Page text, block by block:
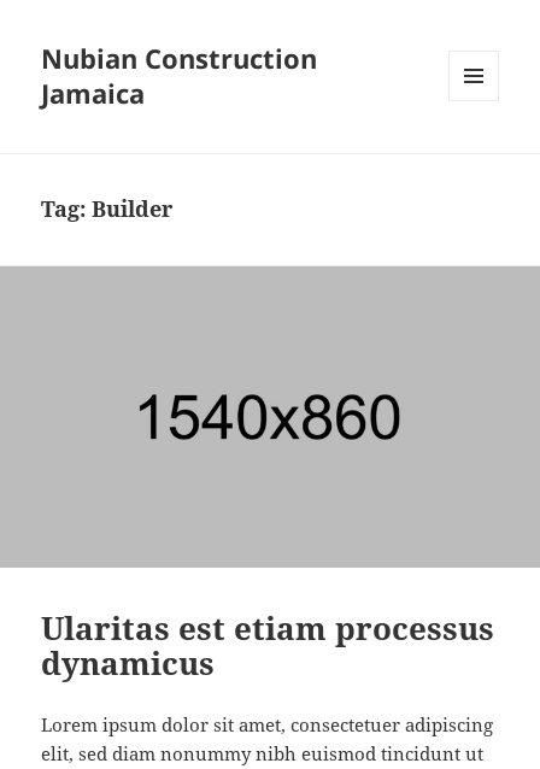
Nubian Construction
Jamaica
Tag:Builder
Ularitas est etiam processus
dynamicus
Lorem ipsum dolor sit amet, consectetuer adipiscing
elit, sed diam nonummy nibh euismod tincidunt ut